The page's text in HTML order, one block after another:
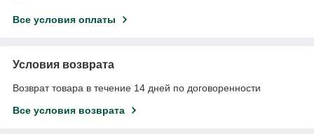
Все условия оплаты
Условия возврата
Возврат товара в течение 14 дней по договоренности
Все условия возврата